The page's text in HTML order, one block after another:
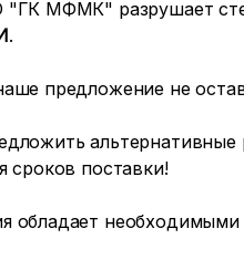
МФМК" разрушает
.
предложение не
альтернативные
сроков поставки!
обладает